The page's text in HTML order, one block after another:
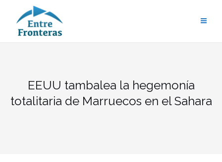
contenido
EEUU tambalea la hegemonía
totalitaria de Marruecos en el Sahara